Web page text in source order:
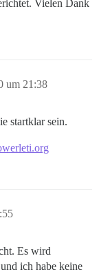
Vielen Dank
um 21:38
startklar sein.
Es wird
ich habe keine